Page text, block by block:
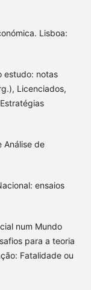
Lisboa:
estudo: notas
Licenciados,
Análise de
ensaios
num Mundo
para a teoria
Fatalidade ou